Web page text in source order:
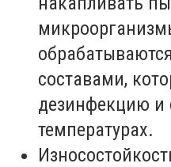
составами,
дезинфекцию и
температурах.